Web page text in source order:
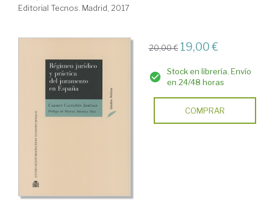
Editorial Tecnos. Madrid, 2017
20,00 € 19,00 €
Stock en librería. Envío
en 24/48 horas
COMPRAR